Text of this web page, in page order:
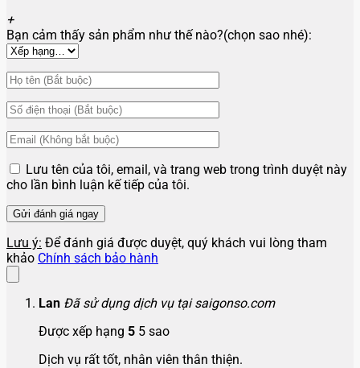
+
Bạn cảm thấy sản phẩm như thế nào?(chọn sao nhé):
Lưu tên của tôi, email, và trang web trong trình duyệt này
cho lần bình luận kế tiếp của tôi.
Lưu ý: Để đánh giá được duyệt, quý khách vui lòng tham
khảo Chính sách bảo hành
Lan Đã sử dụng dịch vụ tại saigonso.com
Được xếp hạng 5 5 sao
Dịch vụ rất tốt, nhân viên thân thiện.